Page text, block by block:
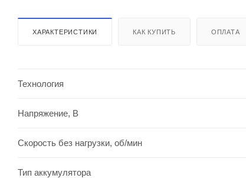
ХАРАКТЕРИСТИКИ КАК КУПИТЬ ОПЛАТА
Технология
Напряжение, В
Скорость без нагрузки, об/мин
Тип аккумулятора